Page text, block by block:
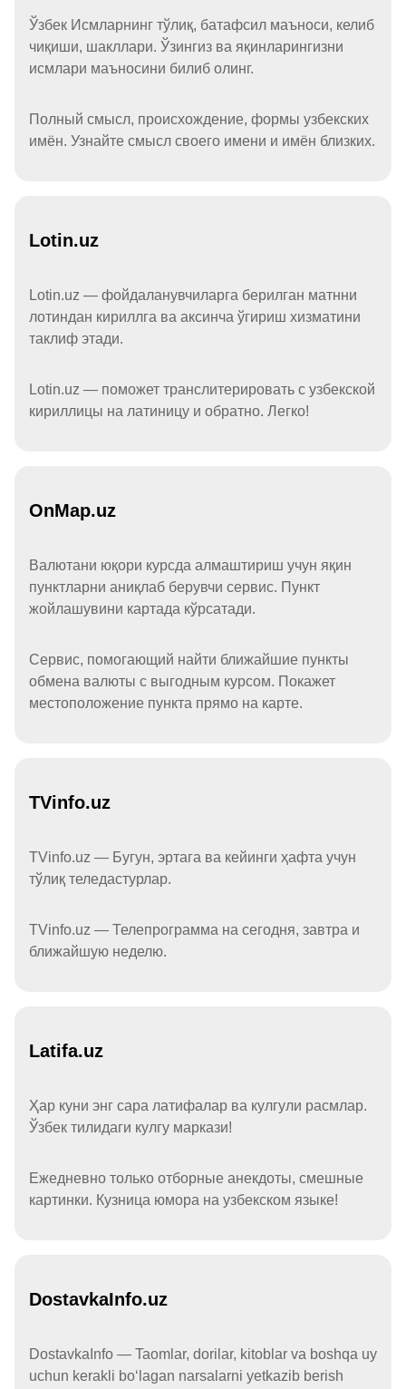
Ўзбек Исмларнинг тўлиқ, батафсил маъноси, келиб
чиқиши, шакллари. Ўзингиз ва яқинларингизни
исмлари маъносини билиб олинг.
Полный смысл, происхождение, формы узбекских
имён. Узнайте смысл своего имени и имён близких.
Lotin.uz
Lotin.uz — фойдаланувчиларга берилган матнни
лотиндан кириллга ва аксинча ўгириш хизматини
таклиф этади.
Lotin.uz — поможет транслитерировать с узбекской
кириллицы на латиницу и обратно. Легко!
OnMap.uz
Валютани юқори курсда алмаштириш учун яқин
пунктларни аниқлаб берувчи сервис. Пункт
жойлашувини картада кўрсатади.
Сервис, помогающий найти ближайшие пункты
обмена валюты с выгодным курсом. Покажет
местоположение пункта прямо на карте.
TVinfo.uz
TVinfo.uz — Бугун, эртага ва кейинги ҳафта учун
тўлиқ теледастурлар.
TVinfo.uz — Телепрограмма на сегодня, завтра и
ближайшую неделю.
Latifa.uz
Ҳар куни энг сара латифалар ва кулгули расмлар.
Ўзбек тилидаги кулгу маркази!
Ежедневно только отборные анекдоты, смешные
картинки. Кузница юмора на узбекском языке!
DostavkaInfo.uz
DostavkaInfo — Taomlar, dorilar, kitoblar va boshqa uy
uchun kerakli boʻlagan narsalarni yetkazib berish